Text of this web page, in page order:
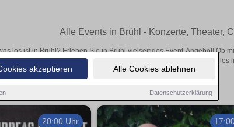
akzeptieren Alle Cookies ablehnen
Datenschutzerklärung
Alle Events in Brühl - Konzerte, Theater,
los ist in Brühl? Erleben Sie in Brühl vielseitiges Event-Angebot! Ob
aufregende Veranstaltungen in Brühl – hier finden alles
20:00 Uhr